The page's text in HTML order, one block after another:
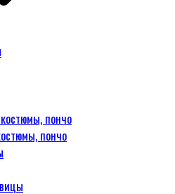
пончо